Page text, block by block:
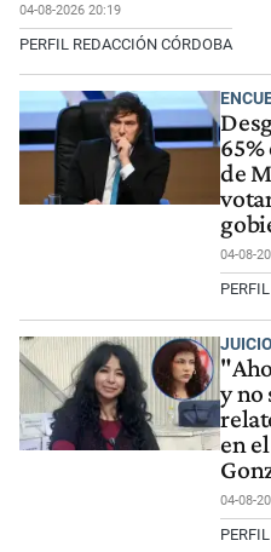
04-08-2026 20:19
PERFIL REDACCIÓN CÓRDOBA
de
04-08-
JUICIO
y no
en
04-08-